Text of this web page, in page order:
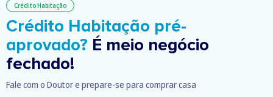
Crédito Habitação
Crédito Habitação pré-
aprovado? É meio negócio
fechado!
Fale com o Doutor e prepare-se para comprar casa